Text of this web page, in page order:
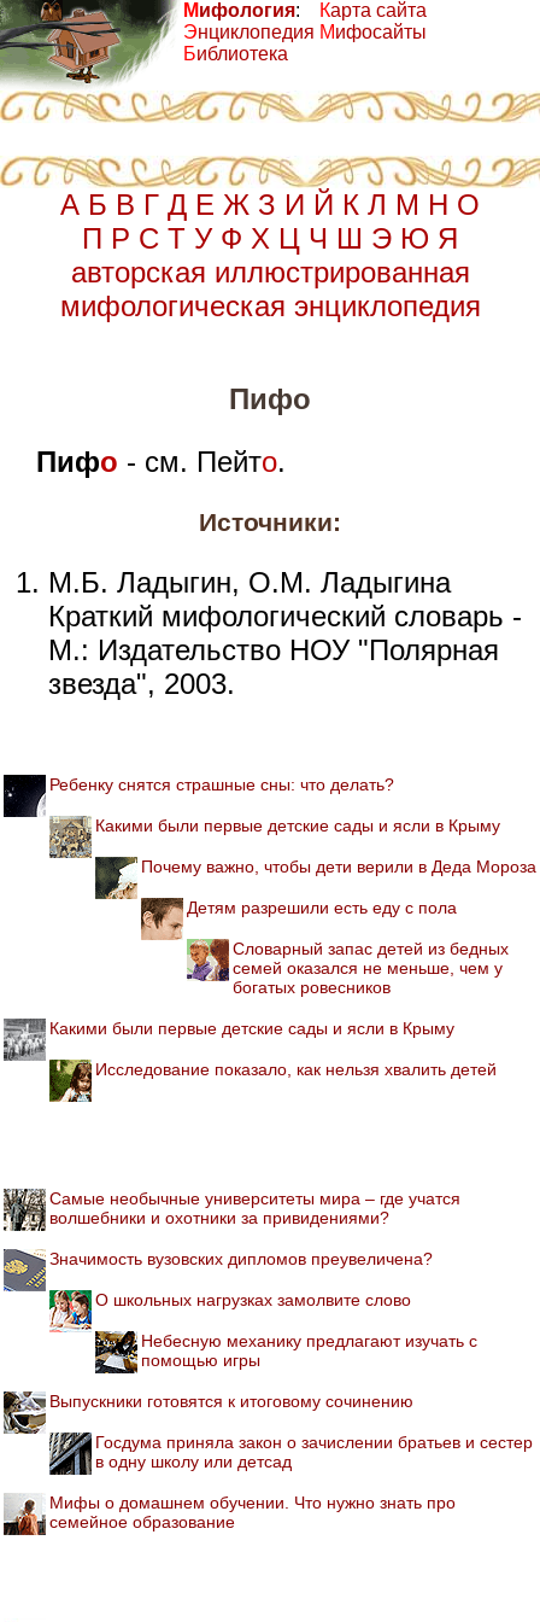
Мифология:
Энциклопедия
Библиотека
Карта сайта
Мифосайты
А Б В Г Д Е Ж З И Й К Л М Н О
П Р С Т У Ф Х Ц Ч Ш Э Ю Я
авторская иллюстрированная
мифологическая энциклопедия
Пифо
Пифо - см. Пейто.
Источники:
М.Б. Ладыгин, О.М. Ладыгина
Краткий мифологический словарь -
М.: Издательство НОУ "Полярная
звезда", 2003.
Ребенку снятся страшные сны: что делать?
Какими были первые детские сады и ясли в Крыму
Почему важно, чтобы дети верили в Деда Мороза
Детям разрешили есть еду с пола
Словарный запас детей из бедных
семей оказался не меньше, чем у
богатых ровесников
Какими были первые детские сады и ясли в Крыму
Исследование показало, как нельзя хвалить детей
Самые необычные университеты мира – где учатся
волшебники и охотники за привидениями?
Значимость вузовских дипломов преувеличена?
О школьных нагрузках замолвите слово
Небесную механику предлагают изучать с
помощью игры
Выпускники готовятся к итоговому сочинению
Госдума приняла закон о зачислении братьев и сестер
в одну школу или детсад
Мифы о домашнем обучении. Что нужно знать про
семейное образование